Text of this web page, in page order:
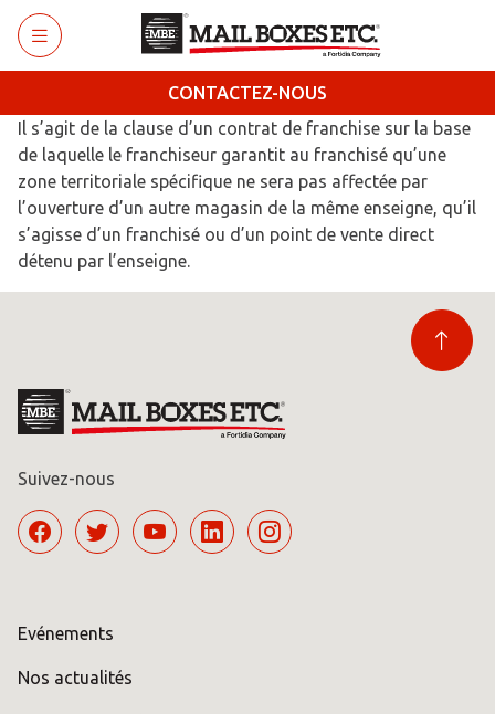
Retourner au menu principal
CONTACTEZ-NOUS
Il s’agit de la clause d’un contrat de franchise sur la base
de laquelle le franchiseur garantit au franchisé qu’une
zone territoriale spécifique ne sera pas affectée par
l’ouverture d’un autre magasin de la même enseigne, qu’il
s’agisse d’un franchisé ou d’un point de vente direct
détenu par l’enseigne.
Suivez-nous
Evénements
Nos actualités